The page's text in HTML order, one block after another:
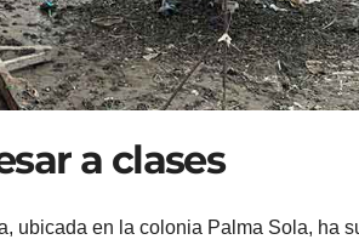
a clases
ubicada en la colonia Palma Sola, ha